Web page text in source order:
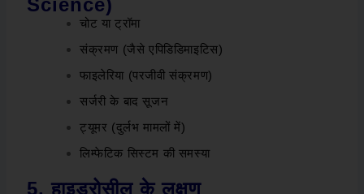
चोट या ट्रॉमा
संक्रमण (जैसे एपिडिडिमाइटिस)
फाइलेरिया (परजीवी संक्रमण)
सर्जरी के बाद सूजन
ट्यूमर (दुर्लभ मामलों में)
लिम्फेटिक सिस्टम की समस्या
5. हाइड्रोसील के लक्षण